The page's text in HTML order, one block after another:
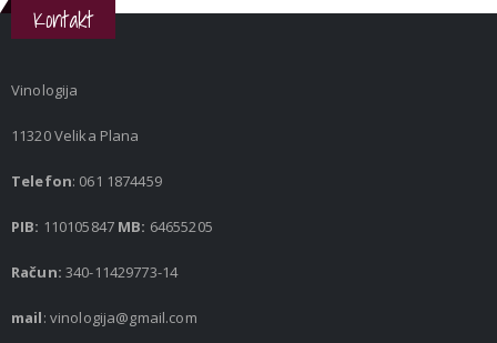
Kontakt
Vinologija
11320 Velika Plana
Telefon: 061 1874459
PIB: 110105847 MB: 64655205
Račun: 340-11429773-14
mail: vinologija@gmail.com